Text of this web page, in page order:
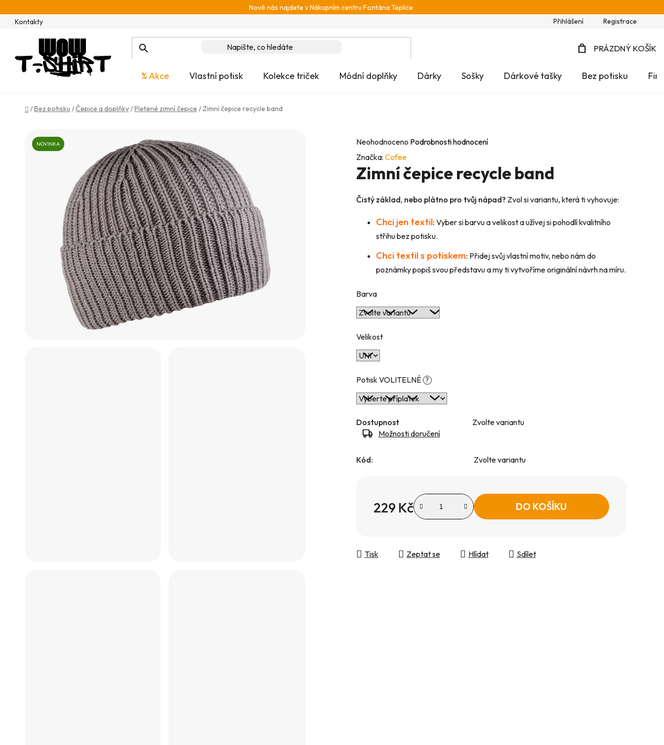
na
obsah
Nově nás najdete v Nákupním centru Fontána Teplice
Kontakty
Přihlášení Registrace
PRÁZDNÝ KOŠÍK
% Akce Vlastní potisk Kolekce triček Módní doplňky Dárky Sošky Dárkové tašky Bez potisku
Domů
/Bez potisku /Čepice a doplňky/Pletené zimní čepice / Zimní čepice recycle band
Průměrné
hodnocení
produktu
je
0,0
hvězdiček.
Neohodnoceno Podrobnosti hodnocení
Značka: Cofee
Zimní čepice recycle band
Čistý základ, nebo plátno pro tvůj nápad? Zvol si variantu, která ti vyhovuje:
Chci jen textil: Vyber si barvu a velikost a užívej si pohodlí kvalitního
střihu bez potisku.
Chci textil s potiskem: Přidej svůj vlastní motiv, nebo nám do
poznámky popiš svou představu a my ti vytvoříme originální návrh na míru.
Barva
Velikost
Potisk VOLITELNÉ ?
Dostupnost
Zvolte variantu
Možnosti doručení
Kód: Zvolte variantu
229 Kč DO KOŠÍKU
Tisk Zeptat se Hlídat Sdílet
NOVINKA